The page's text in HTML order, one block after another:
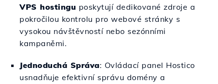
VPS hostingu poskytují dedikované zdroje a
pokročilou kontrolu pro webové stránky s
vysokou návštěvností nebo sezónními
kampaněmi.
Jednoduchá Správa: Ovládací panel Hostico
usnadňuje efektivní správu domény a